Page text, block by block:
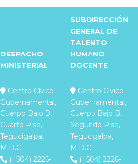
DESPACHO
MINISTERIAL
SUBDIRECCIÓN
GENERAL DE
TALENTO
HUMANO
DOCENTE
Centro Cívico
Gubernamental,
Cuerpo Bajo B,
Cuarto Piso,
Tegucigalpa,
M.D.C.
(+504) 2226-
Centro Cívico
Gubernamental,
Cuerpo Bajo B,
Segundo Piso,
Tegucigalpa,
M.D.C.
(+504) 2226-